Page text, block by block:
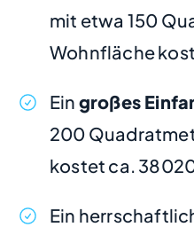
mit etwa 150
Wohnfläche
Ein großes
200
kostet ca.
Ein